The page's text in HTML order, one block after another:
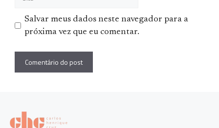
Salvar meus dados neste navegador para a
próxima vez que eu comentar.